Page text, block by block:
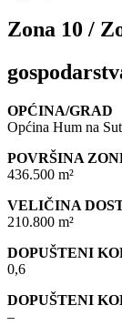
Zona 10 /
OPĆINA/GRAD
Općina Hum na
POVRŠINA
436.500 m²
VELIČINA
210.800 m²
DOPUŠTENI
0,6
DOPUŠTENI
–